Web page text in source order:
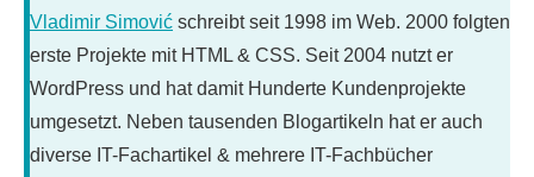
Vladimir Simović schreibt seit 1998 im Web. 2000 folgten
erste Projekte mit HTML & CSS. Seit 2004 nutzt er
WordPress und hat damit Hunderte Kundenprojekte
umgesetzt. Neben tausenden Blogartikeln hat er auch
diverse IT-Fachartikel & mehrere IT-Fachbücher